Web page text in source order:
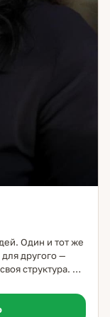
Один и тот же
другого —
структура. И
Я таролог
— врачи,
линии всё